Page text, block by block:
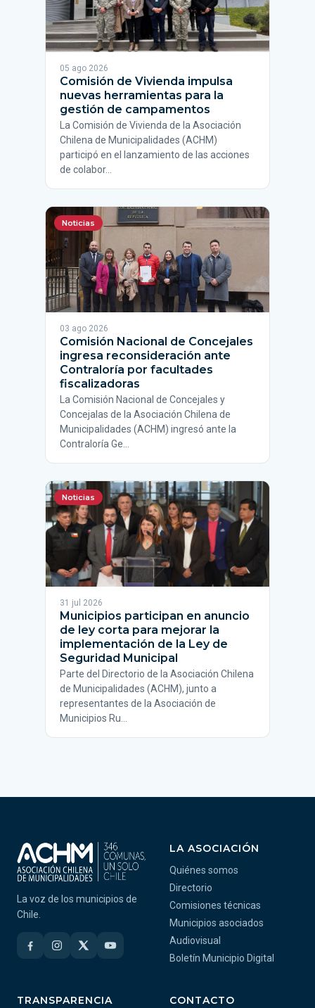
05 ago 2026
Comisión de Vivienda impulsa
nuevas herramientas para la
gestión de campamentos
La Comisión de Vivienda de la Asociación
Chilena de Municipalidades (ACHM)
participó en el lanzamiento de las acciones
de colabor…
Noticias
03 ago 2026
Comisión Nacional de Concejales
ingresa reconsideración ante
Contraloría por facultades
fiscalizadoras
La Comisión Nacional de Concejales y
Concejalas de la Asociación Chilena de
Municipalidades (ACHM) ingresó ante la
Contraloría Ge…
Noticias
31 jul 2026
Municipios participan en anuncio
de ley corta para mejorar la
implementación de la Ley de
Seguridad Municipal
Parte del Directorio de la Asociación Chilena
de Municipalidades (ACHM), junto a
representantes de la Asociación de
Municipios Ru…
La voz de los municipios de
Chile.
LA ASOCIACIÓN
Quiénes somos
Directorio
Comisiones técnicas
Municipios asociados
Audiovisual
Boletín Municipio Digital
TRANSPARENCIA CONTACTO